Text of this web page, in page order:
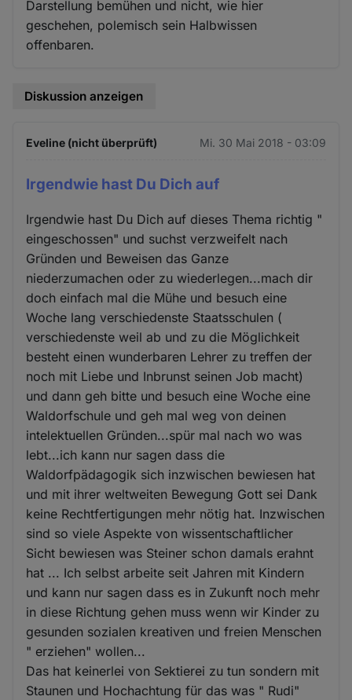
Darstellung bemühen und nicht, wie hier
geschehen, polemisch sein Halbwissen
offenbaren.
Diskussion anzeigen
Eveline (nicht überprüft) Mi. 30 Mai 2018 - 03:09
Irgendwie hast Du Dich auf
Irgendwie hast Du Dich auf dieses Thema richtig "
eingeschossen" und suchst verzweifelt nach
Gründen und Beweisen das Ganze
niederzumachen oder zu wiederlegen...mach dir
doch einfach mal die Mühe und besuch eine
Woche lang verschiedenste Staatsschulen (
verschiedenste weil ab und zu die Möglichkeit
besteht einen wunderbaren Lehrer zu treffen der
noch mit Liebe und Inbrunst seinen Job macht)
und dann geh bitte und besuch eine Woche eine
Waldorfschule und geh mal weg von deinen
intelektuellen Gründen...spür mal nach wo was
lebt...ich kann nur sagen dass die
Waldorfpädagogik sich inzwischen bewiesen hat
und mit ihrer weltweiten Bewegung Gott sei Dank
keine Rechtfertigungen mehr nötig hat. Inzwischen
sind so viele Aspekte von wissentschaftlicher
Sicht bewiesen was Steiner schon damals erahnt
hat ... Ich selbst arbeite seit Jahren mit Kindern
und kann nur sagen dass es in Zukunft noch mehr
in diese Richtung gehen muss wenn wir Kinder zu
gesunden sozialen kreativen und freien Menschen
" erziehen" wollen...
Das hat keinerlei von Sektierei zu tun sondern mit
Staunen und Hochachtung für das was " Rudi"